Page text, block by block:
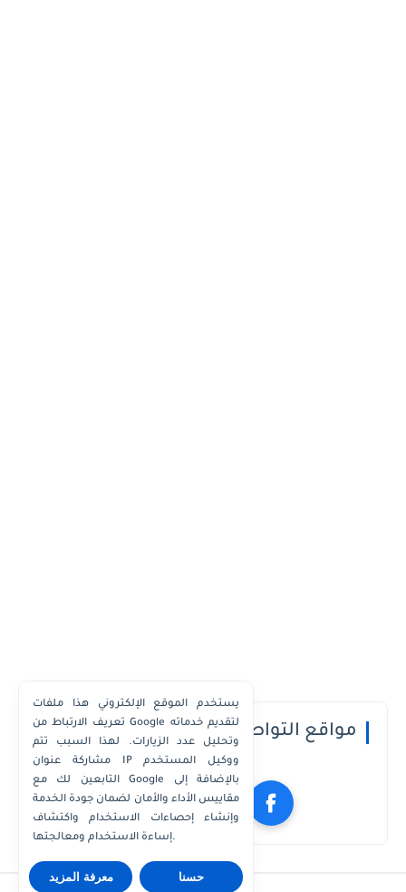
مواقع التواصل الاجتماعي
يستخدم الموقع الإلكتروني هذا ملفات
تعريف الارتباط من Google لتقديم خدماته
وتحليل عدد الزيارات. لهذا السبب تتم
مشاركة عنوان IP ووكيل المستخدم
التابعين لك مع Google بالإضافة إلى
مقاييس الأداء والأمان لضمان جودة الخدمة
وإنشاء إحصاءات الاستخدام واكتشاف
إساءة الاستخدام ومعالجتها.
معرفة المزيد حسنا